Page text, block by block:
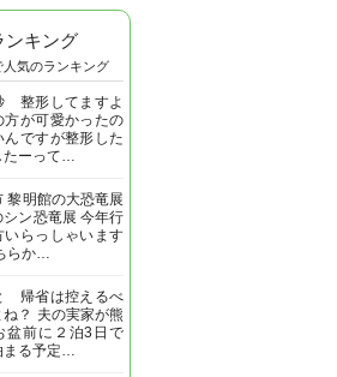
ンキング
気のランキング
整形してますよ
方が可愛かったの
んですが整形した
たーって…
黎明館の大恐竜展
シン恐竜展 今年行
いらっしゃいます
らか…
帰省は控えるべ
ね？ 夫の実家が熊
前に２泊3日で
まる予定…